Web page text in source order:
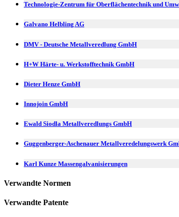
Technologie-Zentrum für Oberflächentechnik und
Galvano Helbling AG
DMV - Deutsche Metallveredlung GmbH
H+W Härte- u. Werkstofftechnik GmbH
Dieter Henze GmbH
Innojoin GmbH
Ewald Siodla Metallveredlungs GmbH
Guggenberger-Aschenauer Metallveredelungswerk
Karl Kunze Massengalvanisierungen
Verwandte Normen
Verwandte Patente